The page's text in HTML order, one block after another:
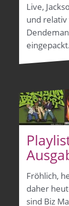
Live,
und
Fröhlich,
daher
sind Biz